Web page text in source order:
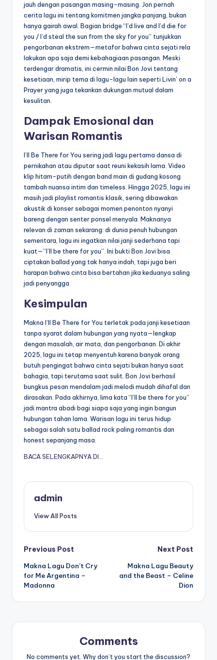
jauh dengan pasangan masing-masing. Jon pernah
cerita lagu ini tentang komitmen jangka panjang, bukan
hanya gairah awal. Bagian bridge “I’d live and I’d die for
you / I’d steal the sun from the sky for you” tunjukkan
pengorbanan ekstrem—metafor bahwa cinta sejati rela
lakukan apa saja demi kebahagiaan pasangan. Meski
terdengar dramatis, ini cermin nilai Bon Jovi tentang
kesetiaan, mirip tema di lagu-lagu lain seperti Livin’ on a
Prayer yang juga tekankan dukungan mutual dalam
kesulitan.
Dampak Emosional dan
Warisan Romantis
I’ll Be There for You sering jadi lagu pertama dansa di
pernikahan atau diputar saat reuni kekasih lama. Video
klip hitam-putih dengan band main di gudang kosong
tambah nuansa intim dan timeless. Hingga 2025, lagu ini
masih jadi playlist romantis klasik, sering dibawakan
akustik di konser sebagai momen penonton nyanyi
bareng dengan senter ponsel menyala. Maknanya
relevan di zaman sekarang: di dunia penuh hubungan
sementara, lagu ini ingatkan nilai janji sederhana tapi
kuat—”I’ll be there for you”. Ini bukti Bon Jovi bisa
ciptakan ballad yang tak hanya indah, tapi juga beri
harapan bahwa cinta bisa bertahan jika keduanya saling
jadi penyangga.
Kesimpulan
Makna I’ll Be There for You terletak pada janji kesetiaan
tanpa syarat dalam hubungan yang nyata—lengkap
dengan masalah, air mata, dan pengorbanan. Di akhir
2025, lagu ini tetap menyentuh karena banyak orang
butuh pengingat bahwa cinta sejati bukan hanya saat
bahagia, tapi terutama saat sulit. Bon Jovi berhasil
bungkus pesan mendalam jadi melodi mudah dihafal dan
dirasakan. Pada akhirnya, lima kata “I’ll be there for you”
jadi mantra abadi bagi siapa saja yang ingin bangun
hubungan tahan lama. Warisan lagu ini terus hidup
sebagai salah satu ballad rock paling romantis dan
honest sepanjang masa.
BACA SELENGKAPNYA DI…
admin
View All Posts
Post
navigation
Previous Post
Makna Lagu Don’t Cry
for Me Argentina –
Madonna
Next Post
Makna Lagu Beauty
and the Beast – Celine
Dion
Comments
No comments yet. Why don’t you start the discussion?